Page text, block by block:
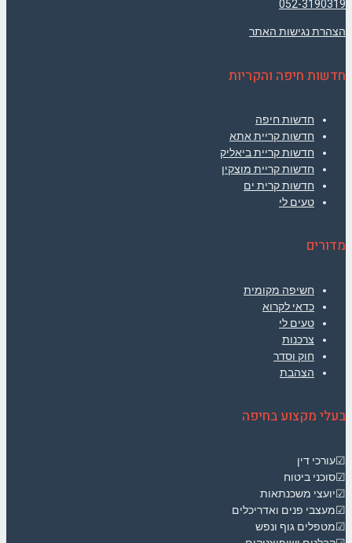
052-3190319
הצהרת נגישות האתר
חדשות חיפה והקריות
חדשות חיפה
חדשות קריית אתא
חדשות קריית ביאליק
חדשות קריית מוצקין
חדשות קרית ים
טעים לי
מדורים
חשיפה מקומית
כדאי לקרוא
טעים לי
צרכנות
חוק וסדר
הצהבת
בעלי מקצוע בחיפה
☑עורכי דין
☑סוכני ביטוח
☑יועצי משכנתאות
☑מעצבי פנים ואדריכלים
☑מטפלים גוף ונפש